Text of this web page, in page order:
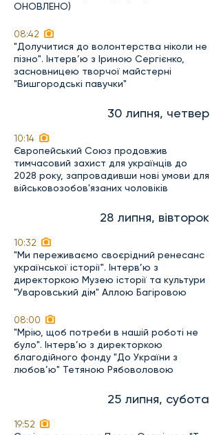
ОНОВЛЕНО)
08:42
"Долучитися до волонтерства ніколи не
пізно". Інтерв’ю з Іриною Сергієнко,
засновницею творчої майстерні
"Вишгородські павучки"
30 липня, четвер
10:14
Європейський Союз продовжив
тимчасовий захист для українців до
2028 року, запровадивши нові умови для
військовозобов'язаних чоловіків
28 липня, вівторок
10:32
"Ми переживаємо своєрідний ренесанс
української історії". Інтерв’ю з
директоркою Музею історії та культури
"Уваровський дім" Аллою Багіровою
08:00
"Мрію, щоб потреби в нашій роботі не
було". Інтерв’ю з директоркою
благодійного фонду "До України з
любов’ю" Тетяною Рябоволовою
25 липня, субота
19:52